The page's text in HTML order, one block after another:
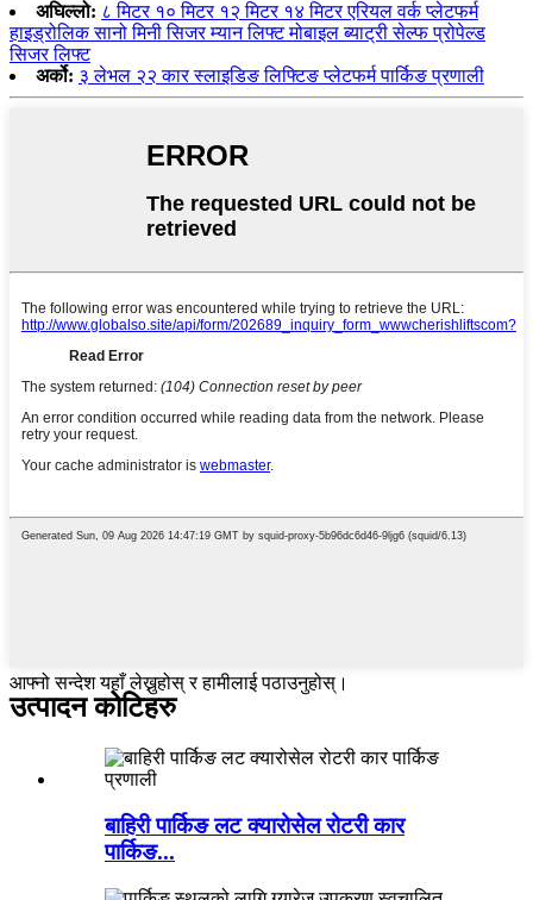
अघिल्लो: ८ मिटर १० मिटर १२ मिटर १४ मिटर एरियल वर्क प्लेटफर्म
हाइड्रोलिक सानो मिनी सिजर म्यान लिफ्ट मोबाइल ब्याट्री सेल्फ प्रोपेल्ड
सिजर लिफ्ट
अर्को: ३ लेभल २२ कार स्लाइडिङ लिफ्टिङ प्लेटफर्म पार्किङ प्रणाली
आफ्नो सन्देश यहाँ लेख्नुहोस् र हामीलाई पठाउनुहोस्।
उत्पादन कोटिहरु
बाहिरी पार्किङ लट क्यारोसेल रोटरी कार
पार्किङ...